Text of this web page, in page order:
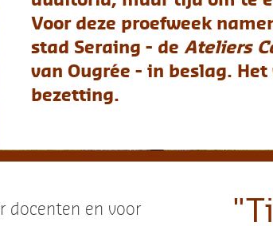
"Tijdens CST
docenten en
buiten het kader
barrières tussen
verschillende